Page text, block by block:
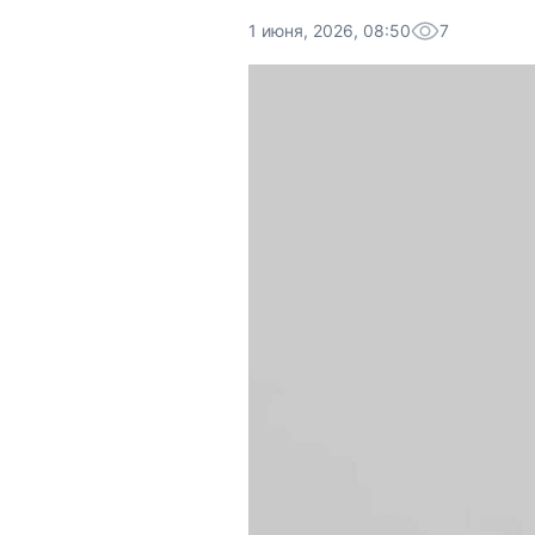
1 июня, 2026, 08:50 7